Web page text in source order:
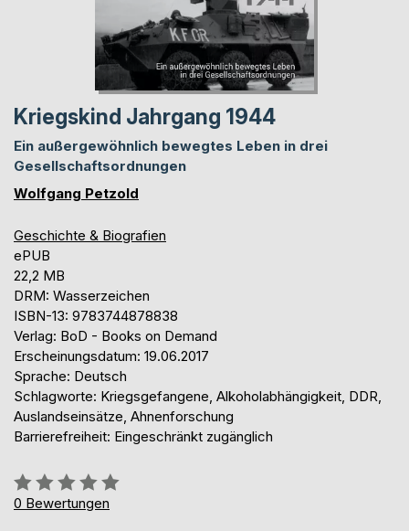
Kriegskind Jahrgang 1944
Ein außergewöhnlich bewegtes Leben in drei
Gesellschaftsordnungen
Wolfgang Petzold
Geschichte & Biografien
ePUB
22,2 MB
DRM: Wasserzeichen
ISBN-13: 9783744878838
Verlag: BoD - Books on Demand
Erscheinungsdatum: 19.06.2017
Sprache: Deutsch
Schlagworte: Kriegsgefangene, Alkoholabhängigkeit, DDR,
Auslandseinsätze, Ahnenforschung
Barrierefreiheit: Eingeschränkt zugänglich
Bewertung::
0%
0 Bewertungen